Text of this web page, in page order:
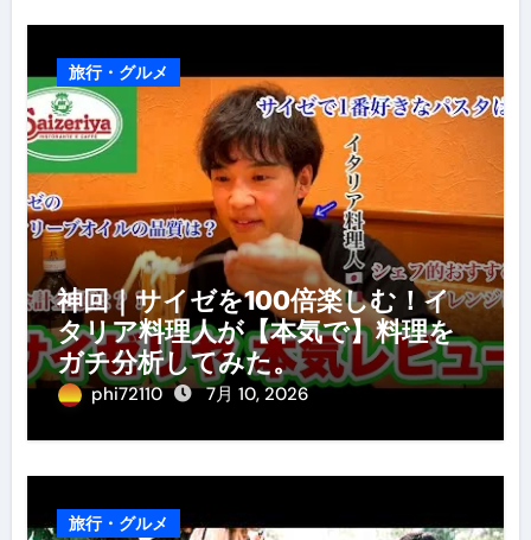
旅行・グルメ
神回｜サイゼを100倍楽しむ！イ
タリア料理人が【本気で】料理を
ガチ分析してみた。
phi72110 7月 10, 2026
旅行・グルメ